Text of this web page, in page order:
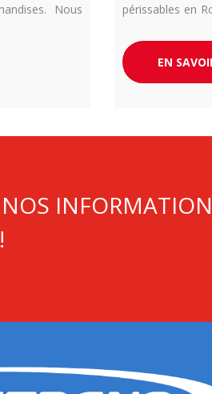
Nous
de vos
périssables en
EN
NOS